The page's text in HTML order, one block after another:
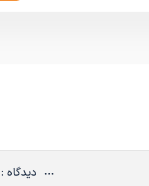
دیدگاه : 0